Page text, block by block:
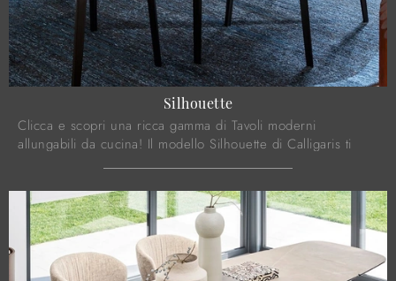
Silhouette
Clicca e scopri una ricca gamma di Tavoli moderni
allungabili da cucina! Il modello Silhouette di Calligaris ti